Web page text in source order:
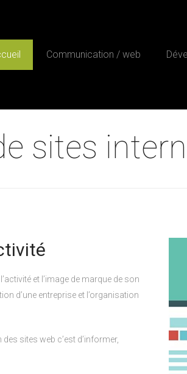
Communication / web
sites
et l’image de marque de son
d’une entreprise et l’organisation
sites web c’est d’informer,